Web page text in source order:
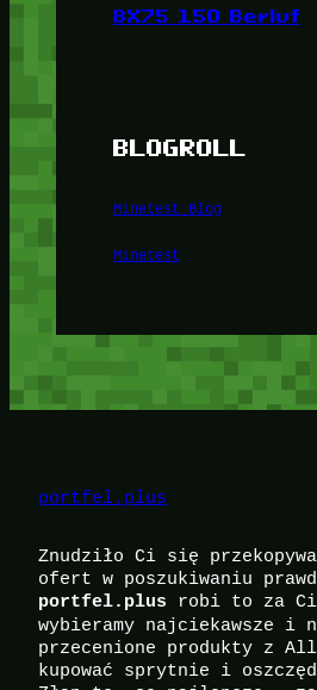
8X75 150 Berluf
BLOGROLL
Minetest Blog
Minetest
portfel.plus
Znudziło Ci się
ofert w poszukiwaniu
portfel.plus robi to za
wybieramy najciekawsze i
przecenione produkty z
kupować sprytnie i